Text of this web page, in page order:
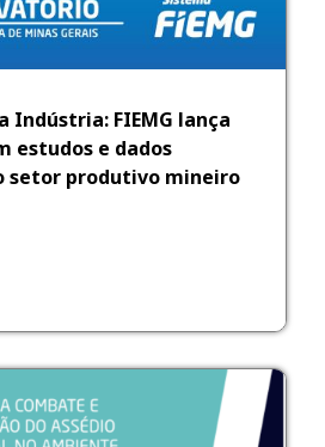
Indústria: FIEMG lança
estudos e dados
setor produtivo mineiro